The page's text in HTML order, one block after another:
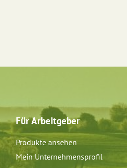
Für Arbeitgeber
Produkte ansehen
Mein Unternehmensprofil